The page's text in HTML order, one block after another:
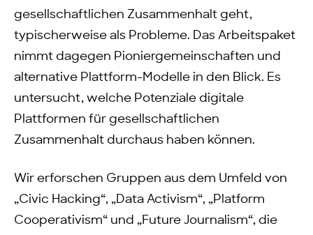
gesellschaftlichen Zusammenhalt geht,
typischerweise als Probleme. Das Arbeitspaket
nimmt dagegen Pioniergemeinschaften und
alternative Plattform-Modelle in den Blick. Es
untersucht, welche Potenziale digitale
Plattformen für gesellschaftlichen
Zusammenhalt durchaus haben können.
Wir erforschen Gruppen aus dem Umfeld von
„Civic Hacking“, „Data Activism“, „Platform
Cooperativism“ und „Future Journalism“, die